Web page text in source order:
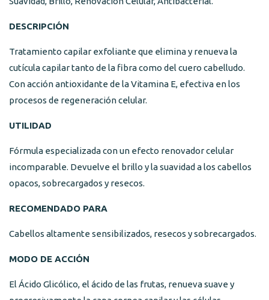
DESCRIPCIÓN
Tratamiento capilar exfoliante que elimina y renueva la
cutícula capilar tanto de la fibra como del cuero cabelludo.
Con acción antioxidante de la Vitamina E, efectiva en los
procesos de regeneración celular.
UTILIDAD
Fórmula especializada con un efecto renovador celular
incomparable. Devuelve el brillo y la suavidad a los cabellos
opacos, sobrecargados y resecos.
RECOMENDADO PARA
Cabellos altamente sensibilizados, resecos y sobrecargados.
MODO DE ACCIÓN
El Ácido Glicólico, el ácido de las frutas, renueva suave y